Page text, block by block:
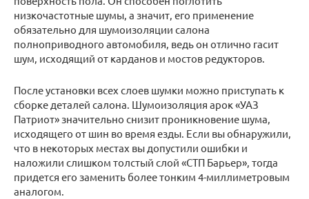
низкочастотные шумы, а значит, его применение
обязательно для шумоизоляции салона
полноприводного автомобиля, ведь он отлично гасит
шум, исходящий от карданов и мостов редукторов.
После установки всех слоев шумки можно приступать к
сборке деталей салона. Шумоизоляция арок «УАЗ
Патриот» значительно снизит проникновение шума,
исходящего от шин во время езды. Если вы обнаружили,
что в некоторых местах вы допустили ошибки и
наложили слишком толстый слой «СТП Барьер», тогда
придется его заменить более тонким 4-миллиметровым
аналогом.